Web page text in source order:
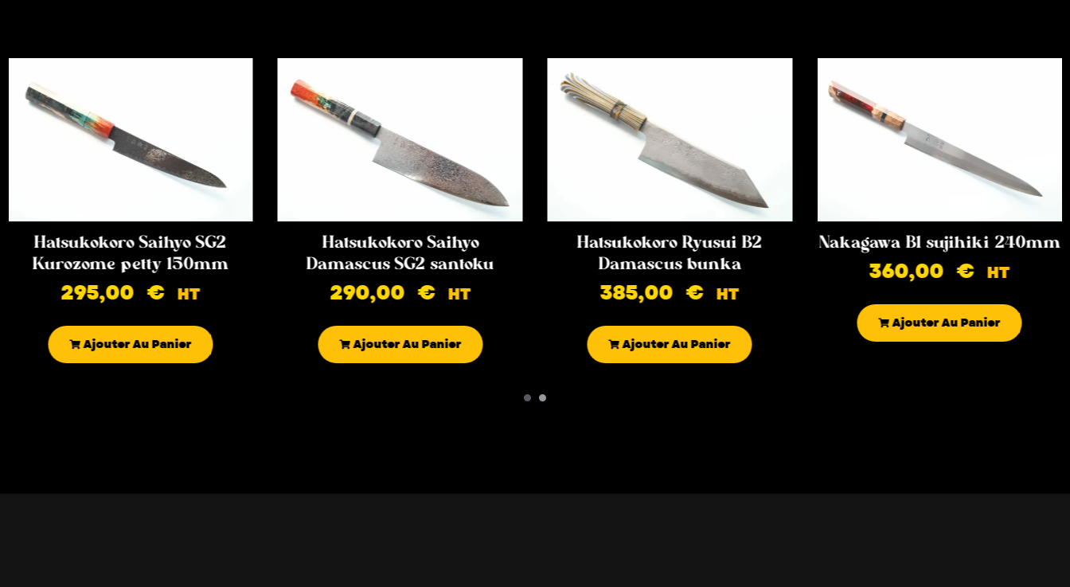
Hatsukokoro Saihyo SG2
Kurozome petty 150mm
295,00€ HT
Ajouter Au Panier
Hatsukokoro Saihyo
Damascus SG2 santoku
290,00€ HT
Ajouter Au Panier
Hatsukokoro Ryusui B2
Damascus bunka
385,00€ HT
Ajouter Au Panier
Nakagawa B1 sujihiki 240mm
360,00€ HT
Ajouter Au Panier